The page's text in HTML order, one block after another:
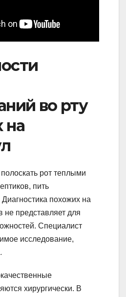
во рту
на
рот теплыми
пить
похожих на
представляет для
Специалист
исследование,
хирургически. В